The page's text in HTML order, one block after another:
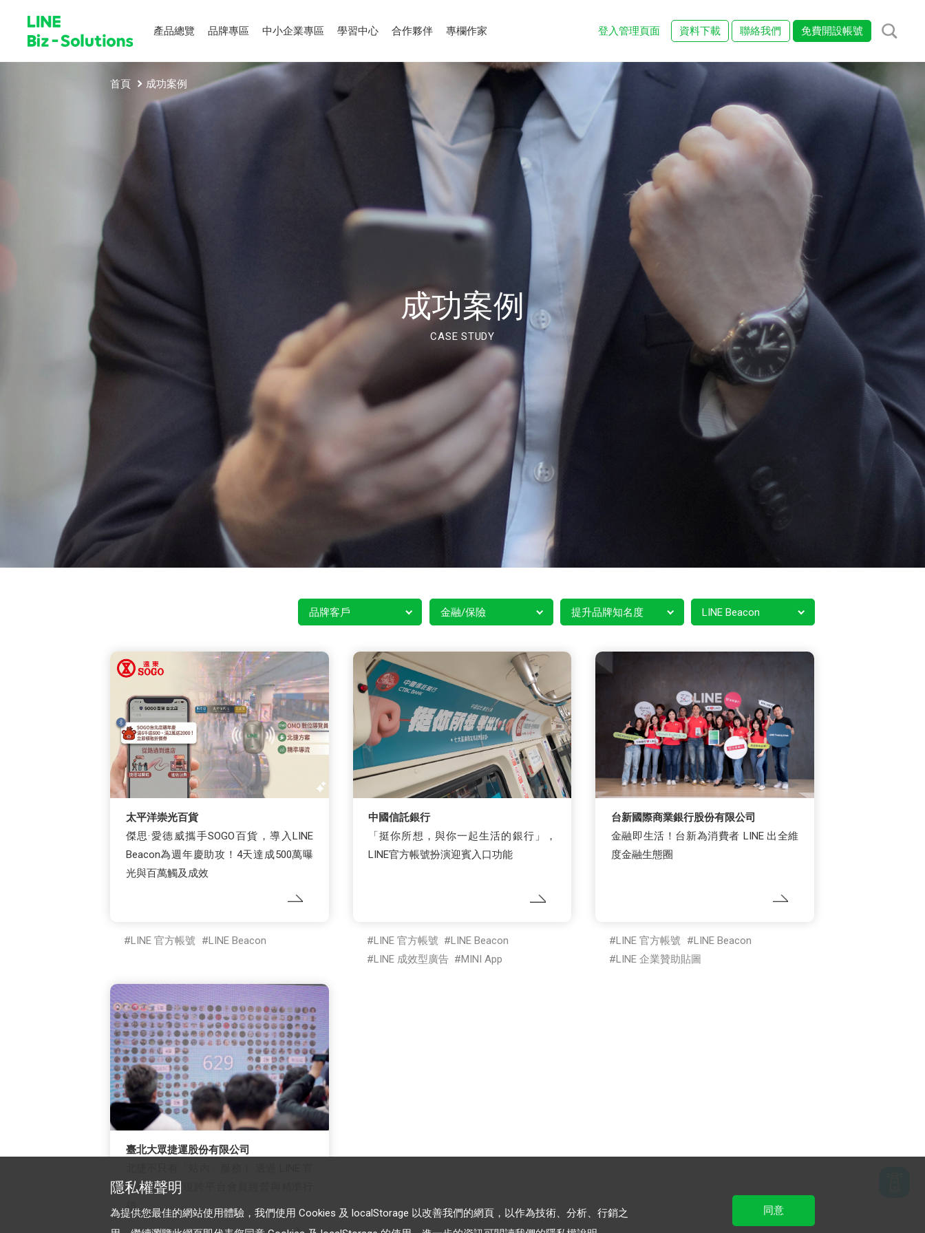
產品總覽 品牌專區 中小企業專區 學習中心 合作夥伴 專欄作家 登入管理頁面 資料下載 聯絡我們 免費開設帳號
首頁 成功案例
成功案例
CASE STUDY
品牌客戶 金融/保險 提升品牌知名度 LINE Beacon
太平洋崇光百貨
傑思·愛德威攜手SOGO百貨，導入LINE
Beacon為週年慶助攻！4天達成500萬曝
光與百萬觸及成效
LINE 官方帳號 LINE Beacon
中國信託銀行
「挺你所想，與你一起生活的銀行」，
LINE官方帳號扮演迎賓入口功能
LINE 官方帳號
LINE Beacon
LINE 成效型廣告
MINI App
台新國際商業銀行股份有限公司
金融即生活！台新為消費者 LINE 出全維
度金融生態圈
LINE 官方帳號
LINE Beacon
LINE 企業贊助貼圖
臺北大眾捷運股份有限公司
方帳號， 實現跨平台會員經營與精準行
銷
隱私權聲明
為提供您最佳的網站使用體驗，我們使用 Cookies 及 localStorage 以改善我們的網頁，以作為技術、分析、行銷之
同意